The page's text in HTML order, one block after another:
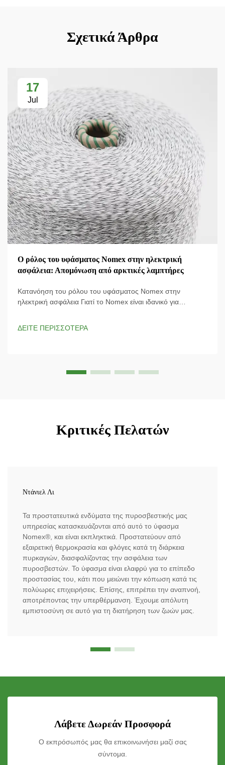
Σχετικά Άρθρα
17
Jul
Ο ρόλος του υφάσματος Nomex στην ηλεκτρική
ασφάλεια: Απομόνωση από αρκτικές λαμπτήρες
Κατανόηση του ρόλου του υφάσματος Nomex στην
ηλεκτρική ασφάλεια Γιατί το Nomex είναι ιδανικό για
ΔΕΙΤΕ ΠΕΡΙΣΣΟΤΕΡΑ
Κριτικές Πελατών
Ντάνιελ Λι
Τα προστατευτικά ενδύματα της πυροσβεστικής μας
υπηρεσίας κατασκευάζονται από αυτό το ύφασμα
Nomex®, και είναι εκπληκτικά. Προστατεύουν από
εξαιρετική θερμοκρασία και φλόγες κατά τη διάρκεια
πυρκαγιών, διασφαλίζοντας την ασφάλεια των
πυροσβεστών. Το ύφασμα είναι ελαφρύ για το επίπεδο
προστασίας του, κάτι που μειώνει την κόπωση κατά τις
πολύωρες επιχειρήσεις. Επίσης, επιτρέπει την αναπνοή,
αποτρέποντας την υπερθέρμανση. Έχουμε απόλυτη
εμπιστοσύνη σε αυτό για τη διατήρηση των ζωών μας.
Λάβετε Δωρεάν Προσφορά
Ο εκπρόσωπός μας θα επικοινωνήσει μαζί σας
σύντομα.